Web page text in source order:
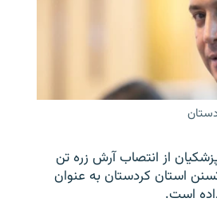
از انتصاب آرش زره تن
استان کردستان به عنوان
است.